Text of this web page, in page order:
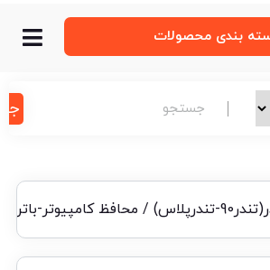
بندی محصولات
/ محافظ کامپیوتر-باتری